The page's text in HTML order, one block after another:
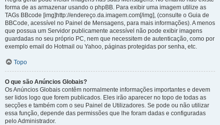
forma de as armazenar usando o phpBB. Para exibir uma imagem utilize as
TAGs BBcode [img]http://endereço.da.imagem.com[/img], (consulte o Guia de
BBCode, acessível no Painel de Mensagens, para mais informações). A menos
que possua um Servidor publicamente acessível não pode exibir imagens
guardadas no seu próprio PC, nem que necessitem de autenticação, como por
exemplo email do Hotmail ou Yahoo, páginas protegidas por senha, etc.
Topo
O que são Anúncios Globais?
Os Anúncios Globais contêm normalmente informações importantes e devem
ser lidos logo que forem publicados. Eles irão aparecer no topo de todas as
secções e também com o seu Painel de Utilizadores. Se pode ou não utilizar
essa função, depende das permissões que lhe foram dadas e configuradas
pelo Administrador.